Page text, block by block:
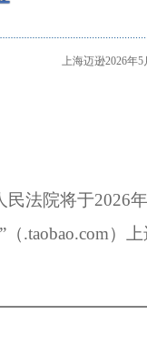
上海迈逊2026年5
民法院将于2026年
” （.taobao.com）